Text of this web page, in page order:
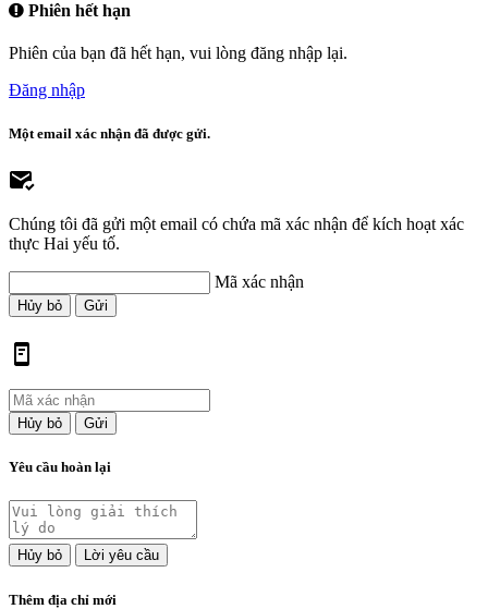
Phiên hết hạn
Phiên của bạn đã hết hạn, vui lòng đăng nhập lại.
Đăng nhập
Một email xác nhận đã được gửi.
Chúng tôi đã gửi một email có chứa mã xác nhận để kích hoạt xác
thực Hai yếu tố.
Mã xác nhận
Hủy bỏ Gửi
Hủy bỏ Gửi
Yêu cầu hoàn lại
Hủy bỏ Lời yêu cầu
Thêm địa chỉ mới